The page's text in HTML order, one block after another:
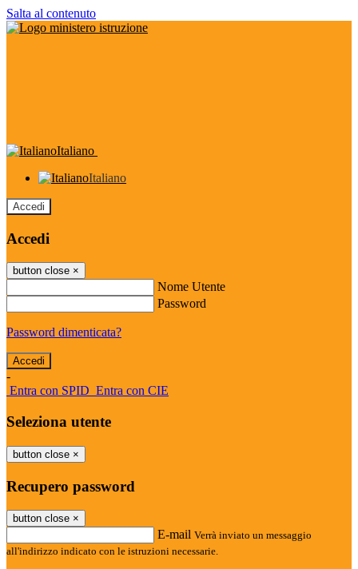
Salta al contenuto
Italiano
Italiano
Accedi
Accedi
button close ×
Nome Utente
Password
Password dimenticata?
-
Entra con SPID Entra con CIE
Seleziona utente
button close ×
Recupero password
button close ×
E-mail Verrà inviato un messaggio
all'indirizzo indicato con le istruzioni necessarie.